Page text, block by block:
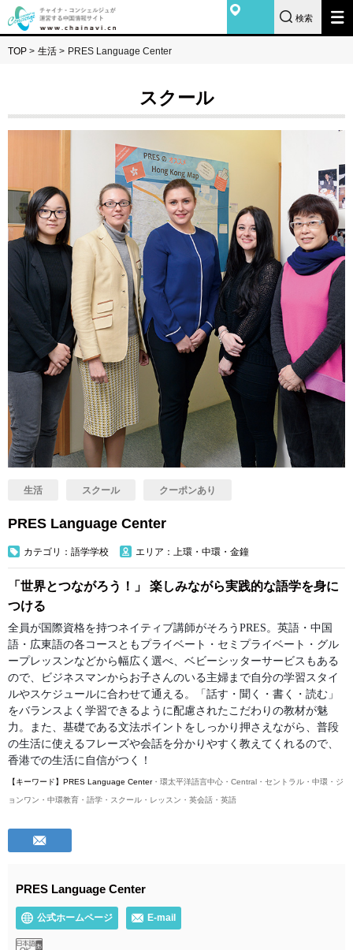
検索
TOP > 生活 > PRES Language Center
スクール
生活 スクール クーポンあり
PRES Language Center
カテゴリ：語学学校 エリア：上環・中環・金鐘
「世界とつながろう！」 楽しみながら実践的な語学を身に
つける
全員が国際資格を持つネイティブ講師がそろう PRES。英語・中国
語・広東語の各コースとも プライベート・ セミプライベート・ グル
ープレッスンなどから幅広く選べ 、ベビーシッターサービスもある
ので、ビジネスマンからお子さんのいる主婦まで自分の学習スタイ
ルやスケジュールに合わせて通える。
「話す・聞く・書く・読む」
をバランスよく学習できるよう に配慮された こだわり の教材が魅
力。また、基礎である文法ポイントをしっかり押さえながら、普段
の生活に使えるフレーズや会話を分かりやすく教えてくれるので、
香港での生活に自信がつ く ！
【キーワード】PRES Language Center・環太平洋語言中心・ Central・セントラル・中環・ジ
ョンワン・中環教育・語学・スクール・レッスン・英会話・英語
PRES Language Center
公式ホームページ E-mail